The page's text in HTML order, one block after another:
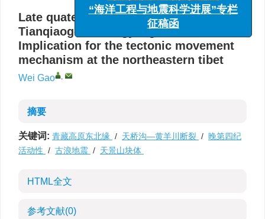
Late quaternary activity of the
Tianqiaogou-Huangyangchuan fault：
Implication for the tectonic movement
mechanism at the northeastern tibet
Wei Gao ,
摘要
关键词: 青藏高原东北缘 / 天桥沟—黄羊川断裂 / 晚第四纪
活动性 / 古浪地震 / 天景山块体
HTML全文
参考文献(0)
“海洋工程与地震科学进展”专栏
征稿函